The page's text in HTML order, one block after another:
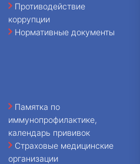
Противодействие
коррупции
Нормативные документы
Памятка по
иммунопрофилактике,
календарь прививок
Страховые медицинские
организации